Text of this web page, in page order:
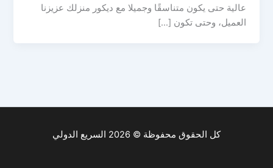
عالية حتى يكون متناسقًا وجميلا مع ديكور منزلك عزيزنا
العميل، وحتى تكون […]
كل الحقوق محفوظة © 2026 السريع الدولي